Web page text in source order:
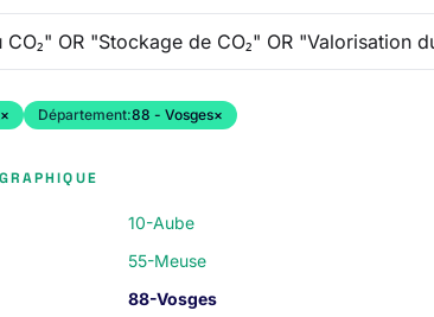
× Département:88 - Vosges×
10-Aube
55-Meuse
88-Vosges